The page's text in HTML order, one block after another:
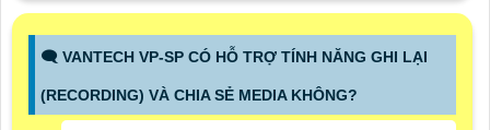
🗨️ VANTECH VP-SP CÓ HỖ TRỢ TÍNH NĂNG GHI LẠI
(RECORDING) VÀ CHIA SẺ MEDIA KHÔNG?